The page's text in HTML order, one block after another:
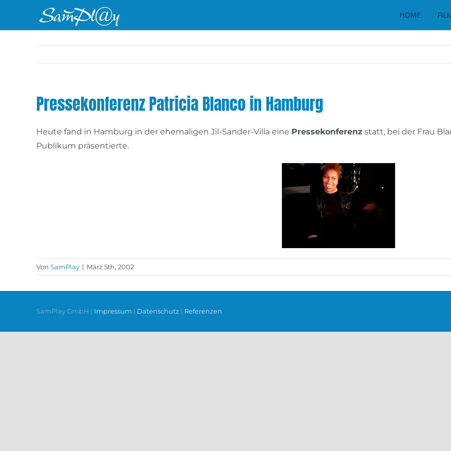
HOME
Pressekonferenz Patricia Blanco in Hamburg
Heute fand in Hamburg in der ehemaligen Jil-Sander-Villa eine Pressekonferenz statt, bei der Frau
Publikum präsentierte.
Von SamPlay | März 5th, 2002
SamPlay GmbH | Impressum | Datenschutz | Referenzen